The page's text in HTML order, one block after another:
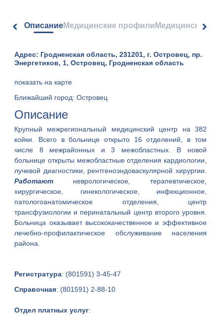
ОписаниеМедицинские профили Медицинские
Адрес: Гродненская область, 231201, г. Островец, пр.
Энергетиков, 1, Островец, Гродненская область
показать на карте
Ближайший город: Островец
Описание
Крупный межрегиональный медицинский центр на 382
койки. Всего в больнице открыто 16 отделений, в том
числе 8 межрайонных и 3 межобластных. В новой
больнице открыты межобластные отделения кардиологии,
лучевой диагностики, рентгеноэндоваскулярной хирургии.
Работают неврологическое, терапевтическое,
хирургическое, гинекологическое, инфекционное,
патологоанатомическое отделения, центр
трансфузиологии и перинатальный центр второго уровня.
Больница оказывает высококачественное и эффективное
лечебно-профилактическое обслуживание населения
района.
Регистратура: (801591) 3-45-47
Справочная: (801591) 2-88-10
Отдел платных услуг: